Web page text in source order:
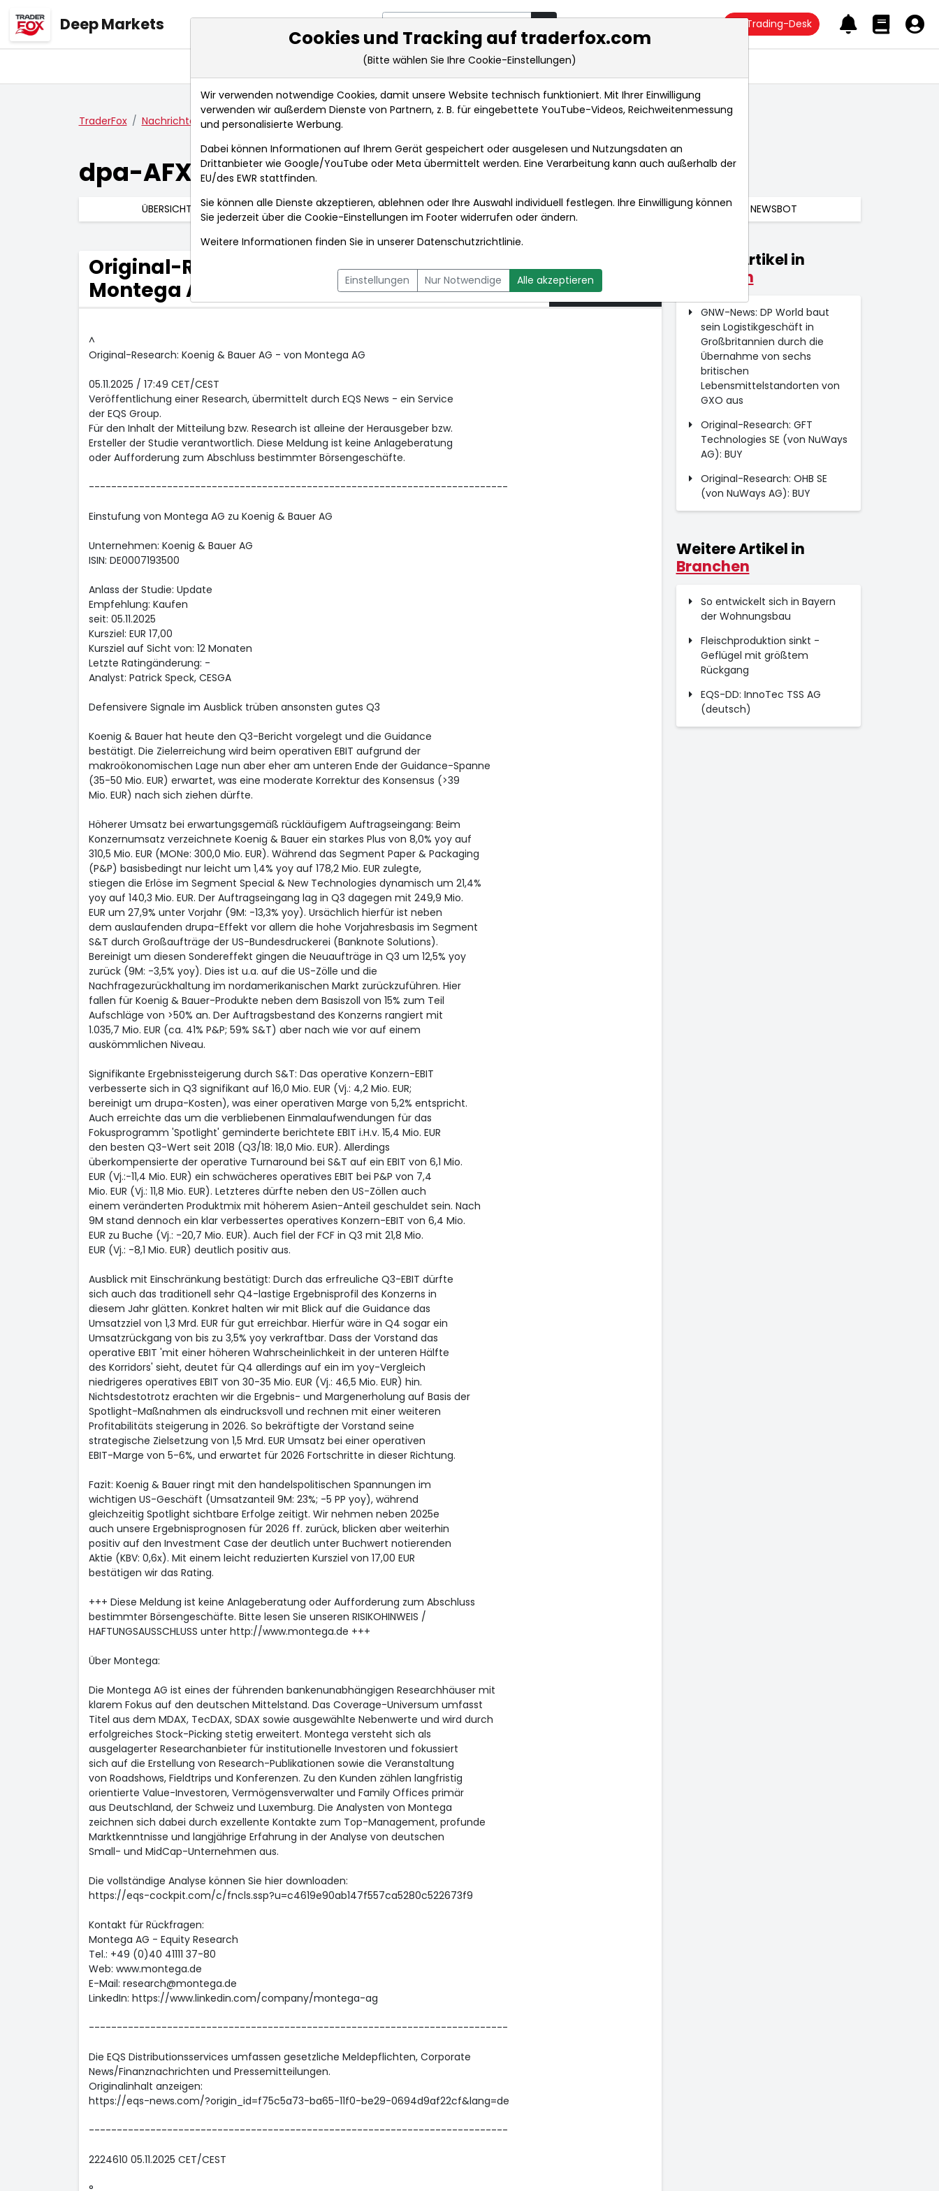
Deep Markets Trading-Desk
Markt-Analysen Market Tools Realtimekurse Nachrichten
TraderFox Nachrichten dpa-AFX Compact Original-Research: Koenig & Bauer AG (von Montega ...
dpa-AFX Compact
ÜBERSICHT DPA-AFX PROFEED DPA-AFX COMPACT NEWSBOT
Original-Research: Koenig & Bauer AG (von
Montega AG): Kaufen
05.11.2025
um 17:49 Uhr
^
Original-Research: Koenig & Bauer AG - von Montega AG
05.11.2025 / 17:49 CET/CEST
Veröffentlichung einer Research, übermittelt durch EQS News - ein Service
der EQS Group.
Für den Inhalt der Mitteilung bzw. Research ist alleine der Herausgeber bzw.
Ersteller der Studie verantwortlich. Diese Meldung ist keine Anlageberatung
oder Aufforderung zum Abschluss bestimmter Börsengeschäfte.
---------------------------------------------------------------------------
Einstufung von Montega AG zu Koenig & Bauer AG
Unternehmen: Koenig & Bauer AG
ISIN: DE0007193500
Anlass der Studie: Update
Empfehlung: Kaufen
seit: 05.11.2025
Kursziel: EUR 17,00
Kursziel auf Sicht von: 12 Monaten
Letzte Ratingänderung: -
Analyst: Patrick Speck, CESGA
Defensivere Signale im Ausblick trüben ansonsten gutes Q3
Koenig & Bauer hat heute den Q3-Bericht vorgelegt und die Guidance
bestätigt. Die Zielerreichung wird beim operativen EBIT aufgrund der
makroökonomischen Lage nun aber eher am unteren Ende der Guidance-Spanne
(35-50 Mio. EUR) erwartet, was eine moderate Korrektur des Konsensus (>39
Mio. EUR) nach sich ziehen dürfte.
Höherer Umsatz bei erwartungsgemäß rückläufigem Auftragseingang: Beim
Konzernumsatz verzeichnete Koenig & Bauer ein starkes Plus von 8,0% yoy auf
310,5 Mio. EUR (MONe: 300,0 Mio. EUR). Während das Segment Paper & Packaging
(P&P) basisbedingt nur leicht um 1,4% yoy auf 178,2 Mio. EUR zulegte,
stiegen die Erlöse im Segment Special & New Technologies dynamisch um 21,4%
yoy auf 140,3 Mio. EUR. Der Auftragseingang lag in Q3 dagegen mit 249,9 Mio.
EUR um 27,9% unter Vorjahr (9M: -13,3% yoy). Ursächlich hierfür ist neben
dem auslaufenden drupa-Effekt vor allem die hohe Vorjahresbasis im Segment
S&T durch Großaufträge der US-Bundesdruckerei (Banknote Solutions).
Bereinigt um diesen Sondereffekt gingen die Neuaufträge in Q3 um 12,5% yoy
zurück (9M: -3,5% yoy). Dies ist u.a. auf die US-Zölle und die
Nachfragezurückhaltung im nordamerikanischen Markt zurückzuführen. Hier
fallen für Koenig & Bauer-Produkte neben dem Basiszoll von 15% zum Teil
Aufschläge von >50% an. Der Auftragsbestand des Konzerns rangiert mit
1.035,7 Mio. EUR (ca. 41% P&P; 59% S&T) aber nach wie vor auf einem
auskömmlichen Niveau.
Signifikante Ergebnissteigerung durch S&T: Das operative Konzern-EBIT
verbesserte sich in Q3 signifikant auf 16,0 Mio. EUR (Vj.: 4,2 Mio. EUR;
bereinigt um drupa-Kosten), was einer operativen Marge von 5,2% entspricht.
Auch erreichte das um die verbliebenen Einmalaufwendungen für das
Fokusprogramm 'Spotlight' geminderte berichtete EBIT i.H.v. 15,4 Mio. EUR
den besten Q3-Wert seit 2018 (Q3/18: 18,0 Mio. EUR). Allerdings
überkompensierte der operative Turnaround bei S&T auf ein EBIT von 6,1 Mio.
EUR (Vj.:-11,4 Mio. EUR) ein schwächeres operatives EBIT bei P&P von 7,4
Mio. EUR (Vj.: 11,8 Mio. EUR). Letzteres dürfte neben den US-Zöllen auch
einem veränderten Produktmix mit höherem Asien-Anteil geschuldet sein. Nach
9M stand dennoch ein klar verbessertes operatives Konzern-EBIT von 6,4 Mio.
EUR zu Buche (Vj.: -20,7 Mio. EUR). Auch fiel der FCF in Q3 mit 21,8 Mio.
EUR (Vj.: -8,1 Mio. EUR) deutlich positiv aus.
Ausblick mit Einschränkung bestätigt: Durch das erfreuliche Q3-EBIT dürfte
sich auch das traditionell sehr Q4-lastige Ergebnisprofil des Konzerns in
diesem Jahr glätten. Konkret halten wir mit Blick auf die Guidance das
Umsatzziel von 1,3 Mrd. EUR für gut erreichbar. Hierfür wäre in Q4 sogar ein
Umsatzrückgang von bis zu 3,5% yoy verkraftbar. Dass der Vorstand das
operative EBIT 'mit einer höheren Wahrscheinlichkeit in der unteren Hälfte
des Korridors' sieht, deutet für Q4 allerdings auf ein im yoy-Vergleich
niedrigeres operatives EBIT von 30-35 Mio. EUR (Vj.: 46,5 Mio. EUR) hin.
Nichtsdestotrotz erachten wir die Ergebnis- und Margenerholung auf Basis der
Spotlight-Maßnahmen als eindrucksvoll und rechnen mit einer weiteren
Profitabilitäts steigerung in 2026. So bekräftigte der Vorstand seine
strategische Zielsetzung von 1,5 Mrd. EUR Umsatz bei einer operativen
EBIT-Marge von 5-6%, und erwartet für 2026 Fortschritte in dieser Richtung.
Fazit: Koenig & Bauer ringt mit den handelspolitischen Spannungen im
wichtigen US-Geschäft (Umsatzanteil 9M: 23%; -5 PP yoy), während
gleichzeitig Spotlight sichtbare Erfolge zeitigt. Wir nehmen neben 2025e
auch unsere Ergebnisprognosen für 2026 ff. zurück, blicken aber weiterhin
positiv auf den Investment Case der deutlich unter Buchwert notierenden
Aktie (KBV: 0,6x). Mit einem leicht reduzierten Kursziel von 17,00 EUR
bestätigen wir das Rating.
+++ Diese Meldung ist keine Anlageberatung oder Aufforderung zum Abschluss
bestimmter Börsengeschäfte. Bitte lesen Sie unseren RISIKOHINWEIS /
HAFTUNGSAUSSCHLUSS unter http://www.montega.de +++
Über Montega:
Die Montega AG ist eines der führenden bankenunabhängigen Researchhäuser mit
klarem Fokus auf den deutschen Mittelstand. Das Coverage-Universum umfasst
Titel aus dem MDAX, TecDAX, SDAX sowie ausgewählte Nebenwerte und wird durch
erfolgreiches Stock-Picking stetig erweitert. Montega versteht sich als
ausgelagerter Researchanbieter für institutionelle Investoren und fokussiert
sich auf die Erstellung von Research-Publikationen sowie die Veranstaltung
von Roadshows, Fieldtrips und Konferenzen. Zu den Kunden zählen langfristig
orientierte Value-Investoren, Vermögensverwalter und Family Offices primär
aus Deutschland, der Schweiz und Luxemburg. Die Analysten von Montega
zeichnen sich dabei durch exzellente Kontakte zum Top-Management, profunde
Marktkenntnisse und langjährige Erfahrung in der Analyse von deutschen
Small- und MidCap-Unternehmen aus.
Die vollständige Analyse können Sie hier downloaden:
https://eqs-cockpit.com/c/fncls.ssp?u=c4619e90ab147f557ca5280c522673f9
Kontakt für Rückfragen:
Montega AG - Equity Research
Tel.: +49 (0)40 41111 37-80
Web: www.montega.de
E-Mail: research@montega.de
LinkedIn: https://www.linkedin.com/company/montega-ag
---------------------------------------------------------------------------
Die EQS Distributionsservices umfassen gesetzliche Meldepflichten, Corporate
News/Finanznachrichten und Pressemitteilungen.
Originalinhalt anzeigen:
https://eqs-news.com/?origin_id=f75c5a73-ba65-11f0-be29-0694d9af22cf&lang=de
---------------------------------------------------------------------------
2224610 05.11.2025 CET/CEST
Weitere Artikel in
Kolumnen
GNW-News: DP World baut
sein Logistikgeschäft in
Großbritannien durch die
Übernahme von sechs
britischen
Lebensmittelstandorten von
GXO aus
Original-Research: GFT
Technologies SE (von NuWays
AG): BUY
Original-Research: OHB SE
(von NuWays AG): BUY
Weitere Artikel in
Branchen
So entwickelt sich in Bayern
der Wohnungsbau
Fleischproduktion sinkt -
Geflügel mit größtem
Rückgang
EQS-DD: InnoTec TSS AG
(deutsch)
Cookies und Tracking auf traderfox.com
(Bitte wählen Sie Ihre Cookie-Einstellungen)
Wir verwenden notwendige Cookies, damit unsere Website technisch funktioniert. Mit Ihrer Einwilligung
verwenden wir außerdem Dienste von Partnern, z. B. für eingebettete YouTube-Videos, Reichweitenmessung
und personalisierte Werbung.
Dabei können Informationen auf Ihrem Gerät gespeichert oder ausgelesen und Nutzungsdaten an
Drittanbieter wie Google/YouTube oder Meta übermittelt werden. Eine Verarbeitung kann auch außerhalb der
EU/des EWR stattfinden.
Sie können alle Dienste akzeptieren, ablehnen oder Ihre Auswahl individuell festlegen. Ihre Einwilligung können
Sie jederzeit über die Cookie-Einstellungen im Footer widerrufen oder ändern.
Weitere Informationen finden Sie in unserer Datenschutzrichtlinie.
Einstellungen Nur Notwendige Alle akzeptieren